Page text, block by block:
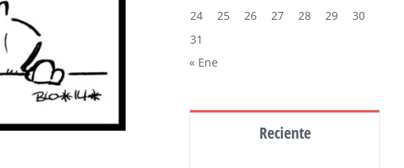
24
25 26 27 28 29
30
31
« Ene
Reciente